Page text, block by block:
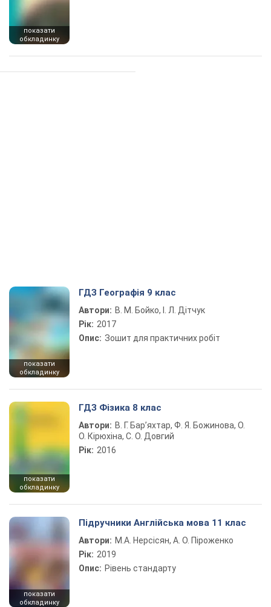
показати
обкладинку
показати
обкладинку
ГДЗ Географія 9 клас
Автори: В. М. Бойко, І. Л. Дітчук
Рік: 2017
Опис: Зошит для практичних робіт
показати
обкладинку
ГДЗ Фізика 8 клас
Автори: В. Г. Бар’яхтар, Ф. Я. Божинова, О.
О. Кірюхіна, С. О. Довгий
Рік: 2016
показати
обкладинку
Підручники Англійська мова 11 клас
Автори: М.А. Нерсісян, А. О. Піроженко
Рік: 2019
Опис: Рівень стандарту